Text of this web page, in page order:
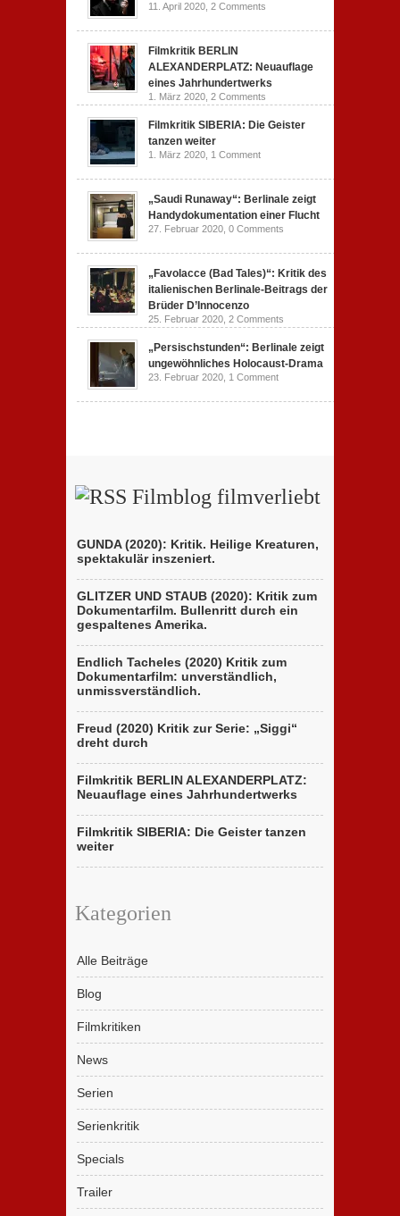
11. April 2020, 2 Comments
Filmkritik BERLIN
ALEXANDERPLATZ: Neuauflage
eines Jahrhundertwerks
1. März 2020, 2 Comments
Filmkritik SIBERIA: Die Geister
tanzen weiter
1. März 2020, 1 Comment
„Saudi Runaway“: Berlinale zeigt
Handydokumentation einer Flucht
27. Februar 2020, 0 Comments
„Favolacce (Bad Tales)“: Kritik des
italienischen Berlinale-Beitrags der
Brüder D’Innocenzo
25. Februar 2020, 2 Comments
„Persischstunden“: Berlinale zeigt
ungewöhnliches Holocaust-Drama
23. Februar 2020, 1 Comment
Filmblog filmverliebt
GUNDA (2020): Kritik. Heilige Kreaturen,
spektakulär inszeniert.
GLITZER UND STAUB (2020): Kritik zum
Dokumentarfilm. Bullenritt durch ein
gespaltenes Amerika.
Endlich Tacheles (2020) Kritik zum
Dokumentarfilm: unverständlich,
unmissverständlich.
Freud (2020) Kritik zur Serie: „Siggi“
dreht durch
Filmkritik BERLIN ALEXANDERPLATZ:
Neuauflage eines Jahrhundertwerks
Filmkritik SIBERIA: Die Geister tanzen
weiter
Kategorien
Alle Beiträge
Blog
Filmkritiken
News
Serien
Serienkritik
Specials
Trailer